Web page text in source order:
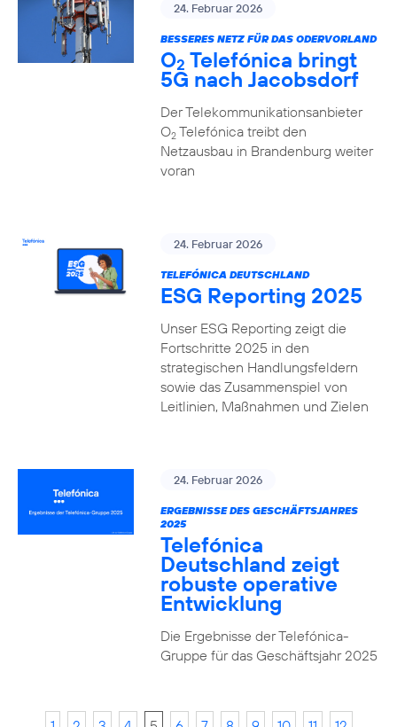
24. Februar 2026
BESSERES NETZ FÜR DAS ODERVORLAND
O2 Telefónica bringt
5G nach Jacobsdorf
Der Telekommunikationsanbieter
O2Telefónica treibt den
Netzausbau in Brandenburg weiter
voran
24. Februar 2026
TELEFÓNICA DEUTSCHLAND
ESG Reporting 2025
Unser ESG Reporting zeigt die
Fortschritte 2025 in den
strategischen Handlungsfeldern
sowie das Zusammenspiel von
Leitlinien, Maßnahmen und Zielen
24. Februar 2026
ERGEBNISSE DES GESCHÄFTSJAHRES
2025
Telefónica
Deutschland zeigt
robuste operative
Entwicklung
Die Ergebnisse der Telefónica-
Gruppe für das Geschäftsjahr 2025